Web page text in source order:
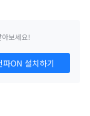
보세요!
파ON 설치하기